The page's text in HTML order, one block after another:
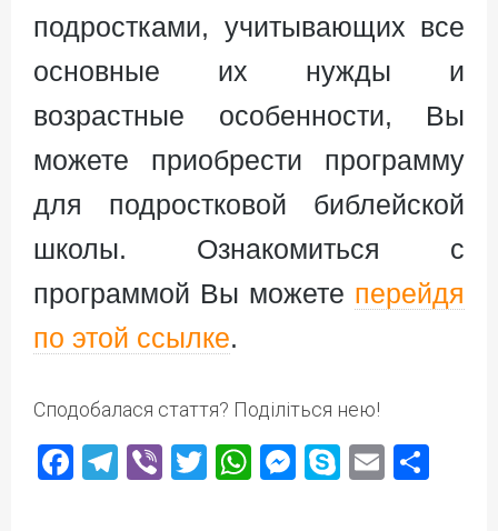
подростками, учитывающих все
основные их нужды и
возрастные особенности, Вы
можете приобрести программу
для подростковой библейской
школы. Ознакомиться с
программой Вы можете перейдя
по этой ссылке.
Сподобалася стаття? Поділіться нею!
Facebook
Telegram
ViberTwitterWhatsApp
Messenger
SkypeEmail